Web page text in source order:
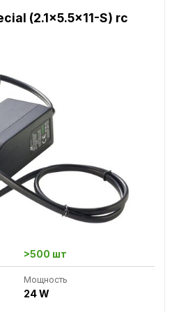
(2.1x5.5x11-S) rc
>500 шт
Мощность
24 W